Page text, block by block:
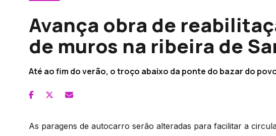
Avança obra de
de muros na ribeira de
Até ao fim do verão, o troço abaixo da ponte do bazar do
As paragens de autocarro serão alteradas para facilitar a